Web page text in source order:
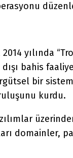
yılında
bahis
bir sistem
kurdu.
domainler,